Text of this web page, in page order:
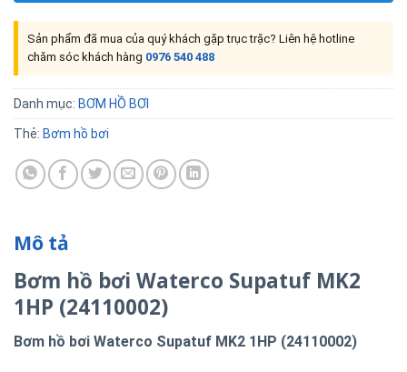
Sản phẩm đã mua của quý khách gặp trục trặc? Liên hệ hotline
chăm sóc khách hàng 0976 540 488
Danh mục: BƠM HỒ BƠI
Thẻ: Bơm hồ bơi
Mô tả
Bơm hồ bơi Waterco Supatuf MK2
1HP (24110002)
Bơm hồ bơi Waterco Supatuf MK2 1HP (24110002)